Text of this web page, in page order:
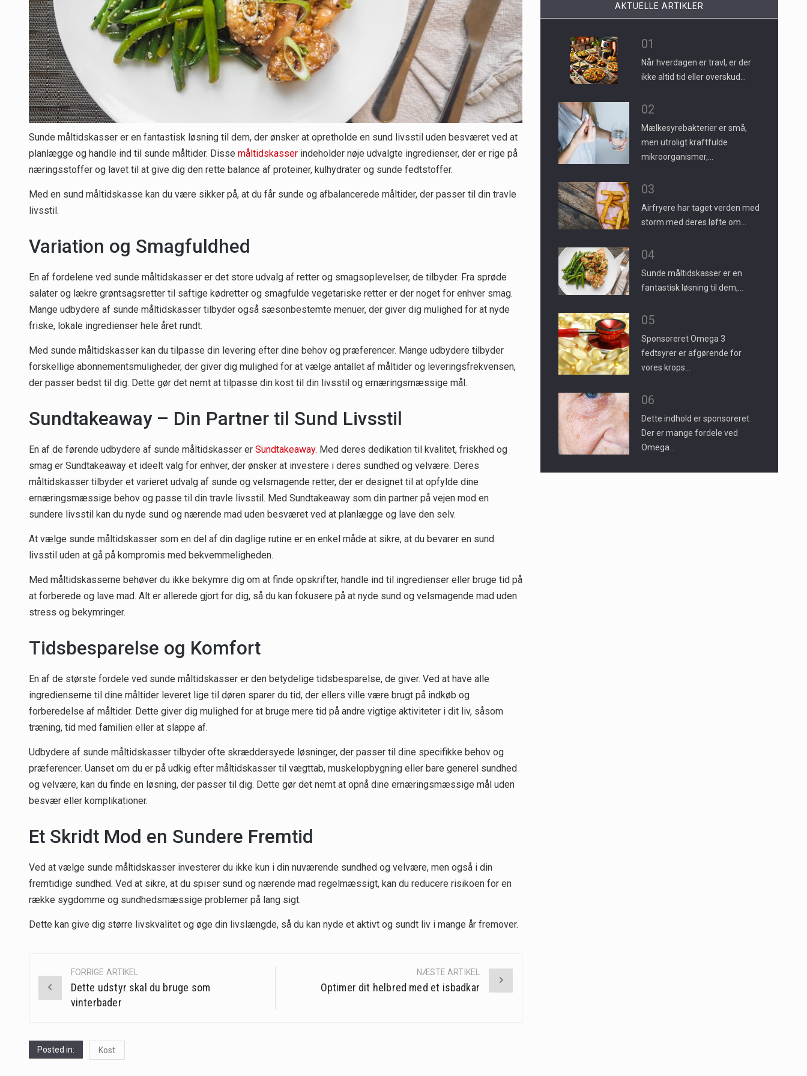
Sunde måltidskasser er en fantastisk løsning til dem, der ønsker at opretholde en sund livsstil uden besværet ved at
planlægge og handle ind til sunde måltider. Disse måltidskasser indeholder nøje udvalgte ingredienser, der er rige på
næringsstoffer og lavet til at give dig den rette balance af proteiner, kulhydrater og sunde fedtstoffer.
Med en sund måltidskasse kan du være sikker på, at du får sunde og afbalancerede måltider, der passer til din travle
livsstil.
Variation og Smagfuldhed
En af fordelene ved sunde måltidskasser er det store udvalg af retter og smagsoplevelser, de tilbyder. Fra sprøde
salater og lækre grøntsagsretter til saftige kødretter og smagfulde vegetariske retter er der noget for enhver smag.
Mange udbydere af sunde måltidskasser tilbyder også sæsonbestemte menuer, der giver dig mulighed for at nyde
friske, lokale ingredienser hele året rundt.
Med sunde måltidskasser kan du tilpasse din levering efter dine behov og præferencer. Mange udbydere tilbyder
forskellige abonnementsmuligheder, der giver dig mulighed for at vælge antallet af måltider og leveringsfrekvensen,
der passer bedst til dig. Dette gør det nemt at tilpasse din kost til din livsstil og ernæringsmæssige mål.
Sundtakeaway – Din Partner til Sund Livsstil
En af de førende udbydere af sunde måltidskasser er Sundtakeaway. Med deres dedikation til kvalitet, friskhed og
smag er Sundtakeaway et ideelt valg for enhver, der ønsker at investere i deres sundhed og velvære. Deres
måltidskasser tilbyder et varieret udvalg af sunde og velsmagende retter, der er designet til at opfylde dine
ernæringsmæssige behov og passe til din travle livsstil. Med Sundtakeaway som din partner på vejen mod en
sundere livsstil kan du nyde sund og nærende mad uden besværet ved at planlægge og lave den selv.
At vælge sunde måltidskasser som en del af din daglige rutine er en enkel måde at sikre, at du bevarer en sund
livsstil uden at gå på kompromis med bekvemmeligheden.
Med måltidskasserne behøver du ikke bekymre dig om at finde opskrifter, handle ind til ingredienser eller bruge tid på
at forberede og lave mad. Alt er allerede gjort for dig, så du kan fokusere på at nyde sund og velsmagende mad uden
stress og bekymringer.
Tidsbesparelse og Komfort
En af de største fordele ved sunde måltidskasser er den betydelige tidsbesparelse, de giver. Ved at have alle
ingredienserne til dine måltider leveret lige til døren sparer du tid, der ellers ville være brugt på indkøb og
forberedelse af måltider. Dette giver dig mulighed for at bruge mere tid på andre vigtige aktiviteter i dit liv, såsom
træning, tid med familien eller at slappe af.
Udbydere af sunde måltidskasser tilbyder ofte skræddersyede løsninger, der passer til dine specifikke behov og
præferencer. Uanset om du er på udkig efter måltidskasser til vægttab, muskelopbygning eller bare generel sundhed
og velvære, kan du finde en løsning, der passer til dig. Dette gør det nemt at opnå dine ernæringsmæssige mål uden
besvær eller komplikationer.
Et Skridt Mod en Sundere Fremtid
Ved at vælge sunde måltidskasser investerer du ikke kun i din nuværende sundhed og velvære, men også i din
fremtidige sundhed. Ved at sikre, at du spiser sund og nærende mad regelmæssigt, kan du reducere risikoen for en
række sygdomme og sundhedsmæssige problemer på lang sigt.
Dette kan give dig større livskvalitet og øge din livslængde, så du kan nyde et aktivt og sundt liv i mange år fremover.
Post
navigation
FORRIGE ARTIKEL
Dette udstyr skal du bruge som
vinterbader
NÆSTE ARTIKEL
Optimer dit helbred med et isbadkar
Posted in: Kost
AKTUELLE ARTIKLER
01
Når hverdagen er travl, er der
ikke altid tid eller overskud…
02
Mælkesyrebakterier er små,
men utroligt kraftfulde
mikroorganismer,…
03
Airfryere har taget verden med
storm med deres løfte om…
04
Sunde måltidskasser er en
fantastisk løsning til dem,…
05
Sponsoreret Omega 3
fedtsyrer er afgørende for
vores krops…
06
Dette indhold er sponsoreret
Der er mange fordele ved
Omega…